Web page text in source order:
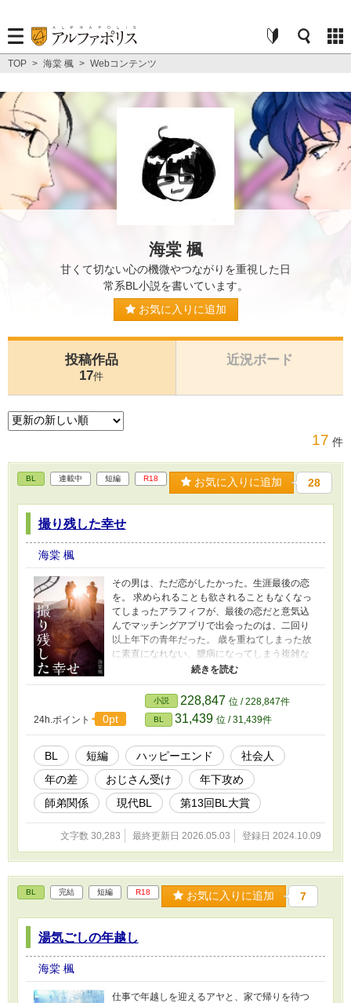
TOP > 海棠 楓 > Webコンテンツ
海棠 楓
甘くて切ない心の機微やつながりを重視した日
常系BL小説を書いています。
お気に入りに追加
投稿作品
17件
近況ボード
17 件
BL 連載中 短編 R18 お気に入りに追加 28
撮り残した幸せ
海棠 楓
その男は、ただ恋がしたかった。生涯最後の恋
を。 求められることも欲されることもなくなっ
てしまったアラフィフが、最後の恋だと意気込
んでマッチングアプリで出会ったのは、二回り
以上年下の青年だった。 歳を重ねてしまった故
に素直になれない、臆病になってしまう複雑な
心情を抱えながらも、二人はある共通の趣味を
24h.ポイント 0pt
小説 228,847 位 / 228,847件
BL 31,439 位 / 31,439件
BL 短編 ハッピーエンド
社会人
年の差
おじさん受け
年下攻め
師弟関係
現代BL 第13回BL大賞
文字数 30,283 最終更新日 2026.05.03 登録日 2024.10.09
BL 完結 短編 R18 お気に入りに追加 7
湯気ごしの年越し
海棠 楓
仕事で年越しを迎えるアヤと、家で帰りを待つ